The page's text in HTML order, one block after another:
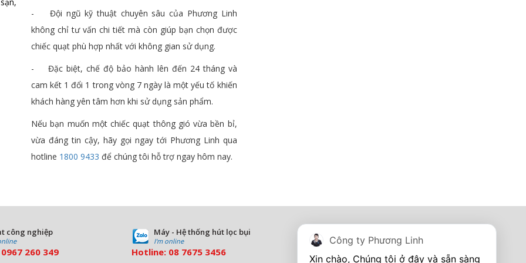
- Đội ngũ kỹ thuật chuyên sâu của Phương Linh
không chỉ tư vấn chi tiết mà còn giúp bạn chọn được
chiếc quạt phù hợp nhất với không gian sử dụng.
- Đặc biệt, chế độ bảo hành lên đến 24 tháng và
cam kết 1 đổi 1 trong vòng 7 ngày là một yếu tố khiến
khách hàng yên tâm hơn khi sử dụng sản phẩm.
Nếu bạn muốn một chiếc quạt thông gió vừa bền bỉ,
vừa đáng tin cậy, hãy gọi ngay tới Phương Linh qua
hotline 1800 9433 để chúng tôi hỗ trợ ngay hôm nay.
công nghiệp
0967 260 349
Máy - Hệ thống hút lọc bụi
I'm online
Hotline: 08 7675 3456
I'm online
0967 260 349
Công ty Phương Linh
Xin chào, Chúng tôi ở đây và sẵn sàng